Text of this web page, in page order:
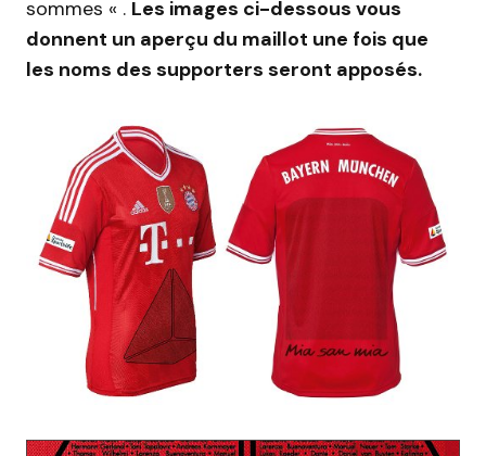
sommes « . Les images ci-dessous vous
donnent un aperçu du maillot une fois que
les noms des supporters seront apposés.